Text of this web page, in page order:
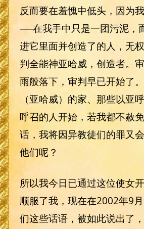
反而要在羞愧中低头，因为
──在我手中只是一团污泥，
进它里面并创造了的人，无
判全能神亚哈威，创造者。
雨般落下，审判早已开始了
（亚哈威）的家、那些以亚
呼召的人开始，若我都不赦
话，我将因异教徒们的罪又
他们呢？
所以我今日已通过这位使女
顺服了我，现在在2002年9
们这些话语，被如此说出了